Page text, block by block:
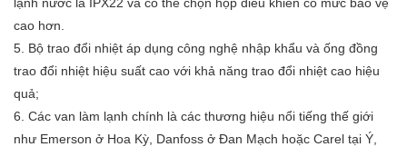
cao hơn.
5. Bộ trao đổi nhiệt áp dụng công nghệ nhập khẩu và ống đồng
trao đổi nhiệt hiệu suất cao với khả năng trao đổi nhiệt cao hiệu
quả;
6. Các van làm lạnh chính là các thương hiệu nổi tiếng thế giới
như Emerson ở Hoa Kỳ, Danfoss ở Đan Mạch hoặc Carel tại Ý,